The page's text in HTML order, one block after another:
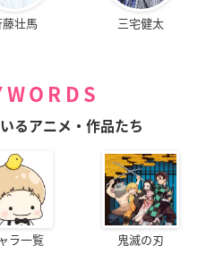
壮馬 三宅健太
るアニメ・作品たち
ラ一覧 鬼滅の刃